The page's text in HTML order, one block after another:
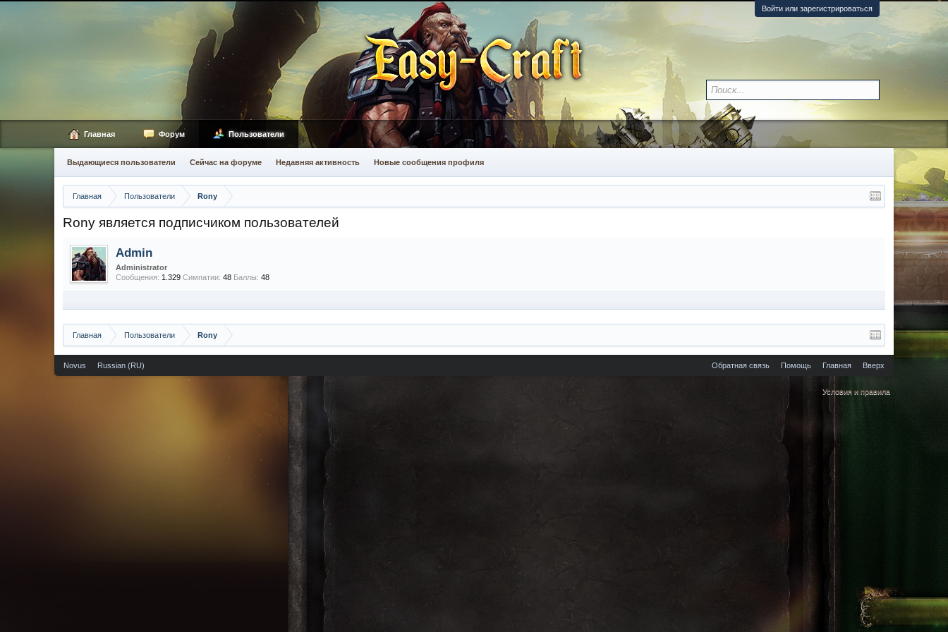
Войти или зарегистрироваться
Главная Пользователи Rony
Rony является подписчиком пользователей
Admin
Administrator
Сообщения: 1.329 Симпатии: 48 Баллы: 48
Главная Пользователи Rony
Главная Форум Пользователи
Выдающиеся пользователи Сейчас на форуме Недавняя активность Новые сообщения профиля
Novus Russian (RU) Обратная связь Помощь Главная Вверх
Условия и правила